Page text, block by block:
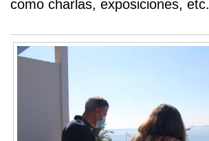
como charlas, exposiciones, etc.